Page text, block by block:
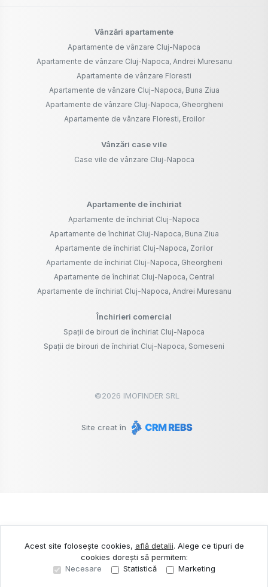
Vânzări apartamente
Apartamente de vânzare Cluj-Napoca
Apartamente de vânzare Cluj-Napoca, Andrei Muresanu
Apartamente de vânzare Floresti
Apartamente de vânzare Cluj-Napoca, Buna Ziua
Apartamente de vânzare Cluj-Napoca, Gheorgheni
Apartamente de vânzare Floresti, Eroilor
Vânzări case vile
Case vile de vânzare Cluj-Napoca
Apartamente de închiriat
Apartamente de închiriat Cluj-Napoca
Apartamente de închiriat Cluj-Napoca, Buna Ziua
Apartamente de închiriat Cluj-Napoca, Zorilor
Apartamente de închiriat Cluj-Napoca, Gheorgheni
Apartamente de închiriat Cluj-Napoca, Central
Apartamente de închiriat Cluj-Napoca, Andrei Muresanu
Închirieri comercial
Spații de birouri de închiriat Cluj-Napoca
Spații de birouri de închiriat Cluj-Napoca, Someseni
©2026 IMOFINDER SRL
Site creat în
Acest site folosește cookies, află detalii. Alege ce tipuri de
cookies dorești să permitem:
Necesare
Statistică Marketing